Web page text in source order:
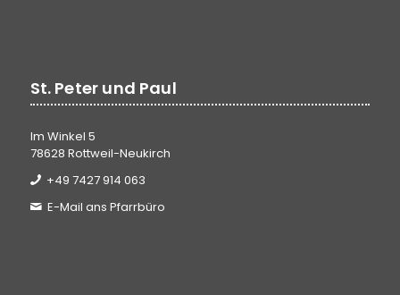
St. Peter und Paul
Im Winkel 5
78628 Rottweil-Neukirch
+49 7427 914 063
E-Mail ans Pfarrbüro